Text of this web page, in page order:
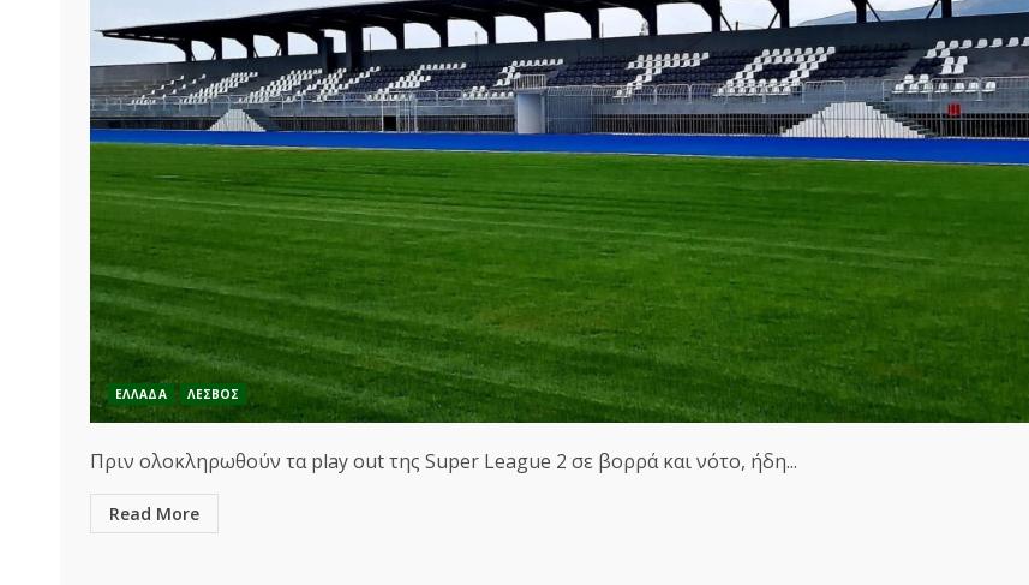
ΕΛΛΑΔΑ ΛΕΣΒΟΣ
Πριν ολοκληρωθούν τα play out της Super League 2 σε βορρά και νότο, ήδη...
Read More